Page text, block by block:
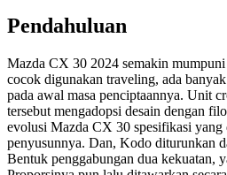
Pendahuluan
Mazda CX 30 2024 semakin
cocok digunakan traveling, ada
pada awal masa penciptaannya. Unit
tersebut mengadopsi desain dengan
evolusi Mazda CX 30 spesifikasi yang
penyusunnya. Dan, Kodo diturunkan
Bentuk penggabungan dua kekuatan,